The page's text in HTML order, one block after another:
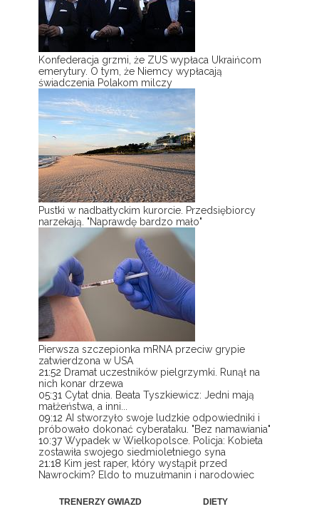
Konfederacja grzmi, że ZUS wypłaca Ukraińcom
emerytury. O tym, że Niemcy wypłacają
świadczenia Polakom milczy
Pustki w nadbałtyckim kurorcie. Przedsiębiorcy
narzekają. "Naprawdę bardzo mało"
Pierwsza szczepionka mRNA przeciw grypie
zatwierdzona w USA
21:52 Dramat uczestników pielgrzymki. Runął na
nich konar drzewa
05:31 Cytat dnia. Beata Tyszkiewicz: Jedni mają
małżeństwa, a inni...
09:12 AI stworzyło swoje ludzkie odpowiedniki i
próbowało dokonać cyberataku. "Bez namawiania"
10:37 Wypadek w Wielkopolsce. Policja: Kobieta
zostawiła swojego siedmioletniego syna
21:18 Kim jest raper, który wystąpił przed
Nawrockim? Eldo to muzułmanin i narodowiec
TRENERZY GWIAZD DIETY